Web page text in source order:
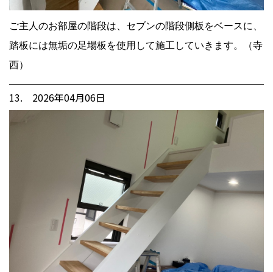
ご主人のお部屋の階段は、セブンの階段側板をベースに、
踏板には無垢の足場板を使用して施工していきます。（寺
西）
13. 2026年04月06日